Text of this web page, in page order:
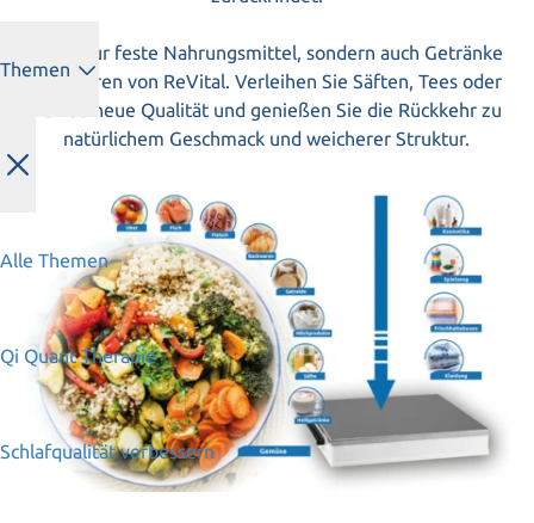
Themen
Alle Themen
Qi Quant Therapie
Schlafqualität verbessern
Nicht nur feste Nahrungsmittel, sondern auch Getränke
profitieren von ReVital. Verleihen Sie Säften, Tees oder
Kaffee neue Qualität und genießen Sie die Rückkehr zu
natürlichem Geschmack und weicherer Struktur.